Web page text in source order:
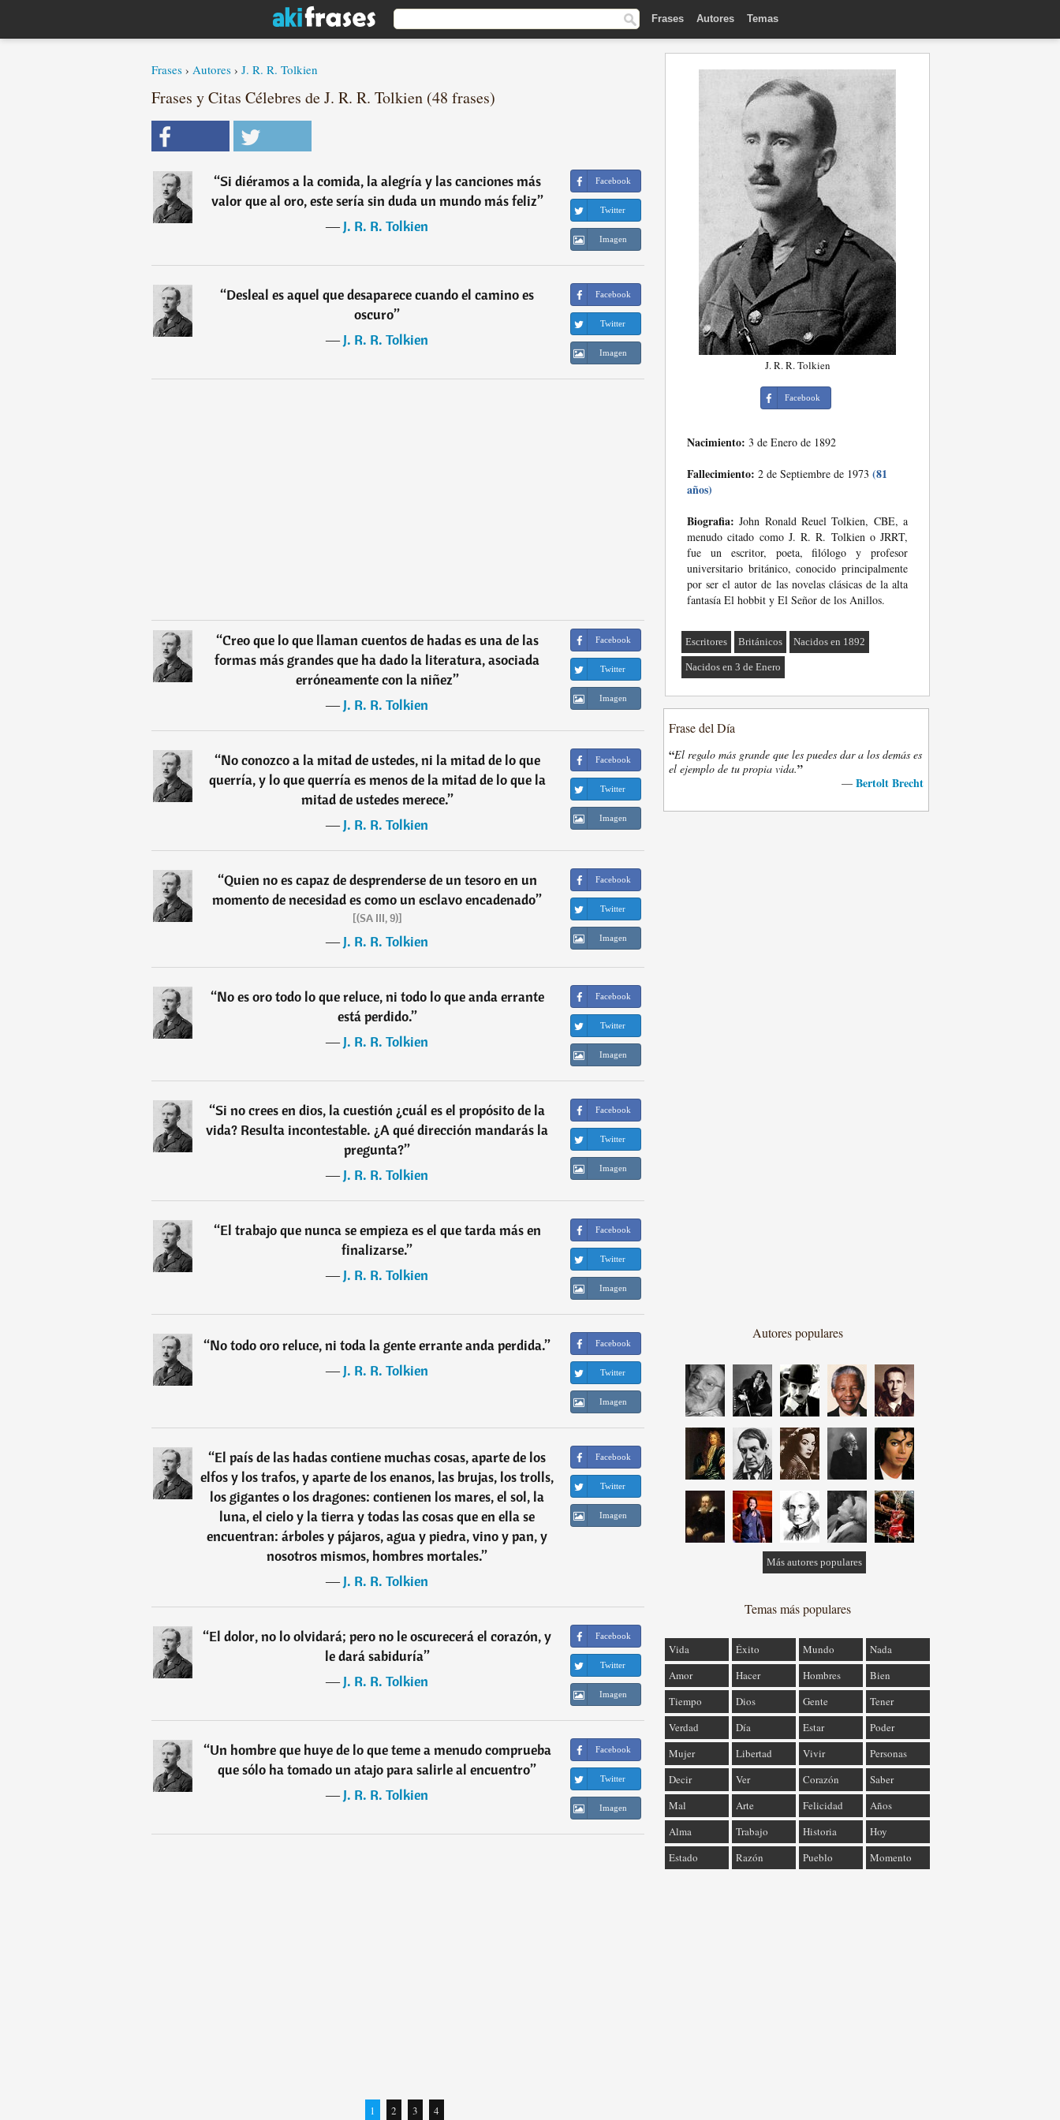
Frases Autores Temas
Frases › Autores › J. R. R. Tolkien
Frases y Citas Célebres de J. R. R. Tolkien (48 frases)
“Si diéramos a la comida, la alegría y las canciones más
valor que al oro, este sería sin duda un mundo más feliz”
―J. R. R. Tolkien
Facebook
Twitter
Imagen
“Desleal es aquel que desaparece cuando el camino es
oscuro”
―J. R. R. Tolkien
Facebook
Twitter
Imagen
“Creo que lo que llaman cuentos de hadas es una de las
formas más grandes que ha dado la literatura, asociada
erróneamente con la niñez”
―J. R. R. Tolkien
Facebook
Twitter
Imagen
“No conozco a la mitad de ustedes, ni la mitad de lo que
querría, y lo que querría es menos de la mitad de lo que la
mitad de ustedes merece.”
―J. R. R. Tolkien
Facebook
Twitter
Imagen
“Quien no es capaz de desprenderse de un tesoro en un
momento de necesidad es como un esclavo encadenado”
[(SA III, 9)]
―J. R. R. Tolkien
Facebook
Twitter
Imagen
“No es oro todo lo que reluce, ni todo lo que anda errante
está perdido.”
―J. R. R. Tolkien
Facebook
Twitter
Imagen
“Si no crees en dios, la cuestión ¿cuál es el propósito de la
vida? Resulta incontestable. ¿A qué dirección mandarás la
pregunta?”
―J. R. R. Tolkien
Facebook
Twitter
Imagen
“El trabajo que nunca se empieza es el que tarda más en
finalizarse.”
―J. R. R. Tolkien
Facebook
Twitter
Imagen
“No todo oro reluce, ni toda la gente errante anda perdida.”
―J. R. R. Tolkien
Facebook
Twitter
Imagen
“El país de las hadas contiene muchas cosas, aparte de los
elfos y los trafos, y aparte de los enanos, las brujas, los trolls,
los gigantes o los dragones: contienen los mares, el sol, la
luna, el cielo y la tierra y todas las cosas que en ella se
encuentran: árboles y pájaros, agua y piedra, vino y pan, y
nosotros mismos, hombres mortales.”
―J. R. R. Tolkien
Facebook
Twitter
Imagen
“El dolor, no lo olvidará; pero no le oscurecerá el corazón, y
le dará sabiduría”
―J. R. R. Tolkien
Facebook
Twitter
Imagen
“Un hombre que huye de lo que teme a menudo comprueba
que sólo ha tomado un atajo para salirle al encuentro”
―J. R. R. Tolkien
Facebook
Twitter
Imagen
1 2 3 4
J. R. R. Tolkien
Facebook
Nacimiento: 3 de Enero de 1892
Fallecimiento: 2 de Septiembre de 1973 (81
años)
Biografia: John Ronald Reuel Tolkien, CBE, a
menudo citado como J. R. R. Tolkien o JRRT,
fue un escritor, poeta, filólogo y profesor
universitario británico, conocido principalmente
por ser el autor de las novelas clásicas de la alta
fantasía El hobbit y El Señor de los Anillos.
Escritores Británicos Nacidos en 1892
Nacidos en 3 de Enero
Frase del Día
“El regalo más grande que les puedes dar a los demás es
el ejemplo de tu propia vida.”
— Bertolt Brecht
Autores populares
Más autores populares
Temas más populares
Vida Éxito Mundo
Nada
Amor
Hacer Hombres
Bien
Tiempo
Dios Gente
Tener
Verdad
Día Estar
Poder
Mujer
Libertad Vivir
Personas
Decir
Ver Corazón
Saber
Mal
Arte Felicidad
Años
Alma
Trabajo Historia
Hoy
Estado
Razón Pueblo Momento